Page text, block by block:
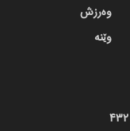
وەرزش
وێنە